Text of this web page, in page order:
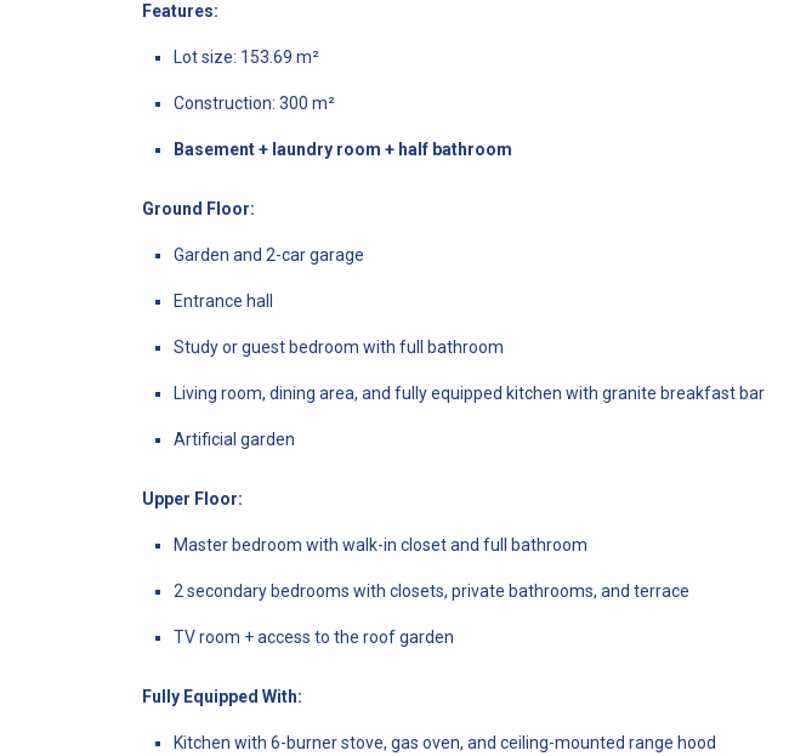
Features:
Lot size: 153.69 m²
Construction: 300 m²
Basement + laundry room + half bathroom
Ground Floor:
Garden and 2-car garage
Entrance hall
Study or guest bedroom with full bathroom
Living room, dining area, and fully equipped kitchen with granite breakfast bar
Artificial garden
Upper Floor:
Master bedroom with walk-in closet and full bathroom
2 secondary bedrooms with closets, private bathrooms, and terrace
TV room + access to the roof garden
Fully Equipped With:
Kitchen with 6-burner stove, gas oven, and ceiling-mounted range hood